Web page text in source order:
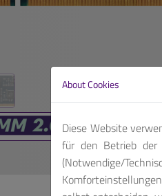
About Cookies
Diese Website
für den Betrieb der
(Notwendige/